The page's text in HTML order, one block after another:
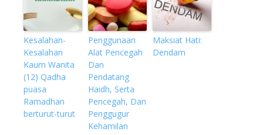
Kesalahan-
Kesalahan
Kaum Wanita
(12) Qadha
puasa
Ramadhan
berturut-turut
Penggunaan
Alat Pencegah
Dan
Pendatang
Haidh, Serta
Pencegah, Dan
Penggugur
Kehamilan
Maksiat Hati:
Dendam